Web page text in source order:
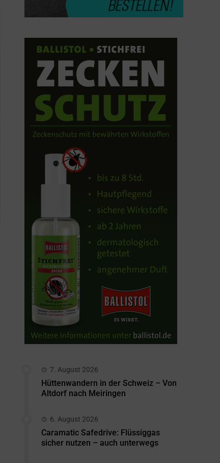
7. August 2026
Hüttenwandern in der Schweiz – Von
Altdorf nach Meiringen
6. August 2026
Caramatic Safedrive: Flüssiggas
sicher nutzen – auch unterwegs